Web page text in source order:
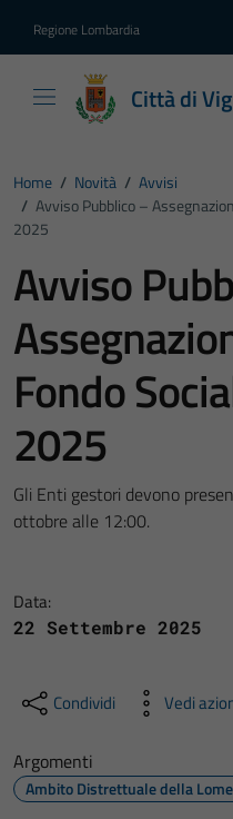
Regione Lombardia
Città di
Home / Novità / Avvisi
/ Avviso Pubblico –
2025
Avviso
Fondo
2025
Gli Enti gestori devono
ottobre alle 12:00.
Data:
22 Settembre 2025
Condividi Vedi
Argomenti
Ambito Distrettuale della